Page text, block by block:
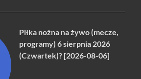
Piłka nożna na żywo (mecze,
programy) 6 sierpnia 2026
(Czwartek)? [2026-08-06]